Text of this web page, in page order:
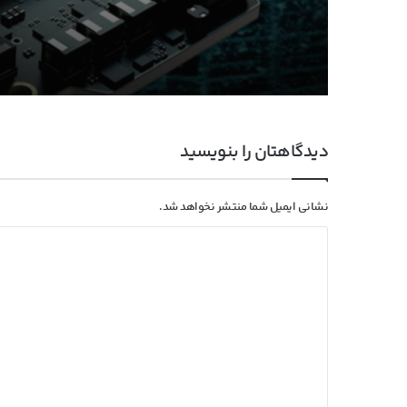
تولید پیشرفته‌ترین
مصنوعی انویدیا در TSMC آغاز شد
دیدگاهتان را بنویسید
نشانی ایمیل شما منتشر نخواهد شد.